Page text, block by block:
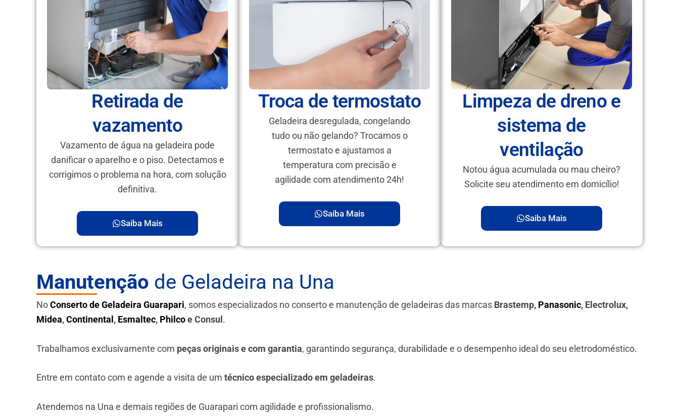
Retirada de
vazamento
Vazamento de água na geladeira pode
danificar o aparelho e o piso. Detectamos e
corrigimos o problema na hora, com solução
definitiva.
Saiba Mais
Troca de termostato
Geladeira desregulada, congelando
tudo ou não gelando? Trocamos o
termostato e ajustamos a
temperatura com precisão e
agilidade com atendimento 24h!
Saiba Mais
Limpeza de dreno e
sistema de
ventilação
Notou água acumulada ou mau cheiro?
Solicite seu atendimento em domicílio!
Saiba Mais
Manutenção de Geladeira na Una
NoConserto de Geladeira Guarapari, somos especializados no conserto e manutenção de geladeiras das marcas Brastemp, Panasonic, Electrolux,
Midea,Continental , Esmaltec, Philcoe Consul .
Trabalhamos exclusivamente com peças originais e com garantia, garantindo segurança, durabilidade e o desempenho ideal do seu eletrodoméstico.
Entre em contato com e agende a visita de um técnico especializado em geladeiras.
Atendemos na Una e demais regiões de Guarapari com agilidade e profissionalismo.